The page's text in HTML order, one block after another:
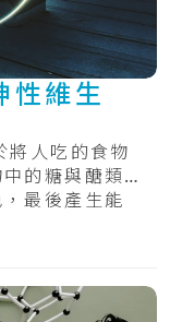
性維生
將人吃的食物
的糖與醣類
最後產生能